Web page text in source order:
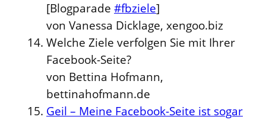
[Blogparade #fbziele]
von Vanessa Dicklage, xengoo.biz
Welche Ziele verfolgen Sie mit Ihrer
Facebook-Seite?
von Bettina Hofmann,
bettinahofmann.de
Geil – Meine Facebook-Seite ist sogar